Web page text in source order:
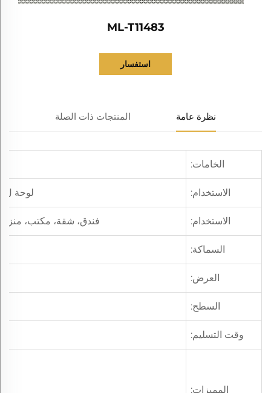
ML-T11483
استفسار
نظرة عامة المنتجات ذات الصلة
الخامات:
الاستخدام: لوحة لamination Mdf، باب، دولاب، أرضية، نافذة، إلخ
الاستخدام: فندق، شقة، مكتب،
السماكة:
العرض:
السطح:
وقت التسليم:
المميزات: